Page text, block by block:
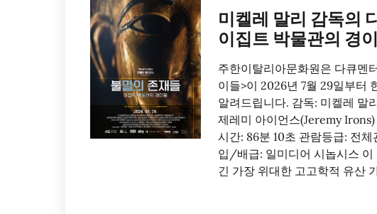
미켈레 말리 감독의
이집트 박물관의 경
주한이탈리아문화원은 다큐멘
이들>이 2026년 7월 29일부터
알려드립니다. 감독: 미켈레
제레미 아이언스(Jeremy
시간: 86분 10초 관람등급: 전
입/배급: 일미디어 시놉시스
긴 가장 위대한 고고학적 유산